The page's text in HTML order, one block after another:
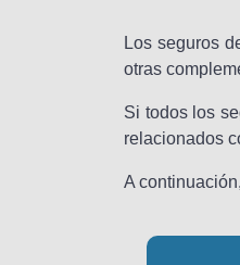
Los seguros
otras
Si todos los
relacionados
A